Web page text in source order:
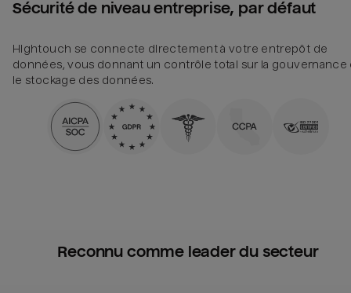
Sécurité de niveau entreprise, par défaut
Hightouch se connecte directement à votre entrepôt de
données, vous donnant un contrôle total sur la gouvernance
le stockage des données.
Reconnu comme leader du secteur